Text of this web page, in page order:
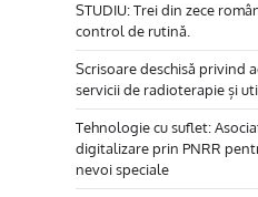
STUDIU: Trei din zece
control de rutină.
Scrisoare deschisă privind
servicii de radioterapie și
Tehnologie cu suflet:
digitalizare prin PNRR
nevoi speciale